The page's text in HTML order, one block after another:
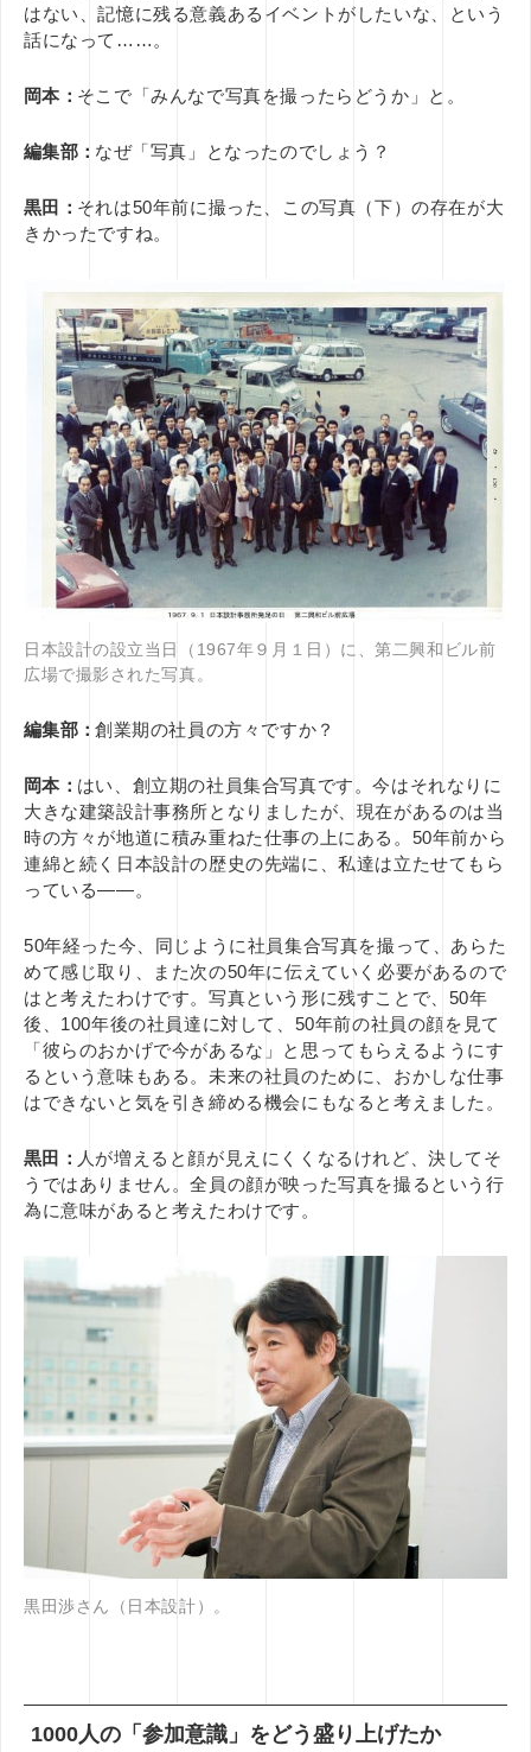
はない、記憶に残る意義あるイベントがしたいな、という
話になって……。
岡本： そこで「みんなで写真を撮ったらどうか」と。
編集部：なぜ「写真」となったのでしょう？
黒田： それは50年前に撮った、この写真（下）の存在が大
きかったですね。
日本設計の設立当日（1967年９月１日）に、第二興和ビル前
広場で撮影された写真。
編集部：創業期の社員の方々ですか？
岡本： はい、創立期の社員集合写真です。今はそれなりに
大きな建築設計事務所となりましたが、現在があるのは当
時の方々が地道に積み重ねた仕事の上にある。50年前から
連綿と続く日本設計の歴史の先端に、私達は立たせてもら
っている——。
50年経った今、同じように社員集合写真を撮って、あらた
めて感じ取り、また次の50年に伝えていく必要があるので
はと考えたわけです。写真という形に残すことで、50年
後、100年後の社員達に対して、50年前の社員の顔を見て
「彼らのおかげで今があるな」と思ってもらえるようにす
るという意味もある。未来の社員のために、おかしな仕事
はできないと気を引き締める機会にもなると考えました。
黒田： 人が増えると顔が見えにくくなるけれど、決してそ
うではありません。全員の顔が映った写真を撮るという行
為に意味があると考えたわけです。
黒田渉さん（日本設計）。
1000人の「参加意識」をどう盛り上げたか